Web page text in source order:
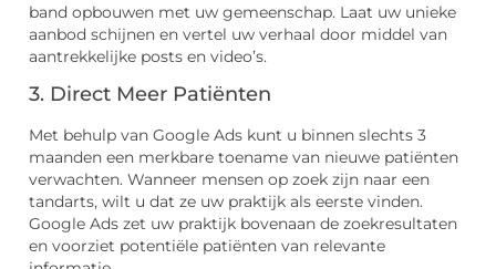
band opbouwen met uw gemeenschap. Laat uw unieke
aanbod schijnen en vertel uw verhaal door middel van
aantrekkelijke posts en video’s.
3. Direct Meer Patiënten
Met behulp van Google Ads kunt u binnen slechts 3
maanden een merkbare toename van nieuwe patiënten
verwachten. Wanneer mensen op zoek zijn naar een
tandarts, wilt u dat ze uw praktijk als eerste vinden.
Google Ads zet uw praktijk bovenaan de zoekresultaten
en voorziet potentiële patiënten van relevante